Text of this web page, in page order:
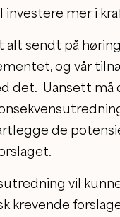
investere mer i
alt sendt på
og vår
det. Uansett må
de
vil
krevende